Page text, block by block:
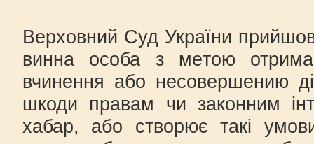
Верховний Суд України
винна особа з метою
вчинення або несовершению
шкоди правам чи законним
хабар, або створює такі